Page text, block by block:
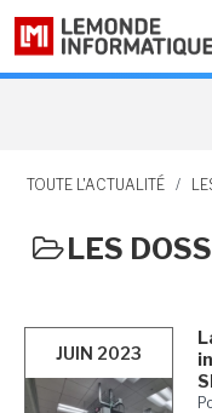
TOUTE L'ACTUALITÉ /
LES
JUIN 2023